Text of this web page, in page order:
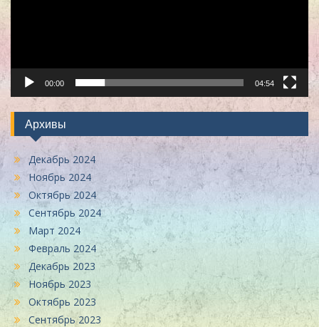
00:00 04:54
Архивы
Декабрь 2024
Ноябрь 2024
Октябрь 2024
Сентябрь 2024
Март 2024
Февраль 2024
Декабрь 2023
Ноябрь 2023
Октябрь 2023
Сентябрь 2023